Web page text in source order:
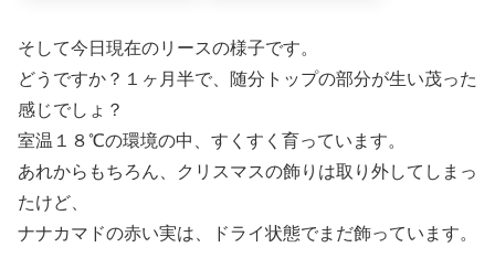
そして今日現在のリースの様子です。
どうですか？１ヶ月半で、随分トップの部分が生い茂った
感じでしょ？
室温１８℃の環境の中、すくすく育っています。
あれからもちろん、クリスマスの飾りは取り外してしまっ
たけど、
ナナカマドの赤い実は、ドライ状態でまだ飾っています。